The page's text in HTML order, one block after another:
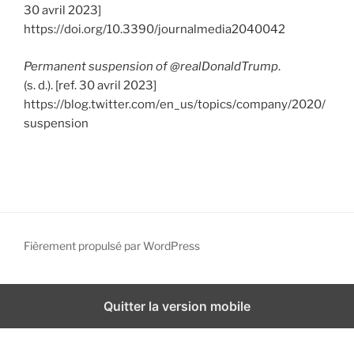
30 avril 2023]
https://doi.org/10.3390/journalmedia2040042
Permanent suspension of @realDonaldTrump.
(s. d.). [ref. 30 avril 2023]
https://blog.twitter.com/en_us/topics/company/2020/
suspension
Fièrement propulsé par WordPress
Quitter la version mobile